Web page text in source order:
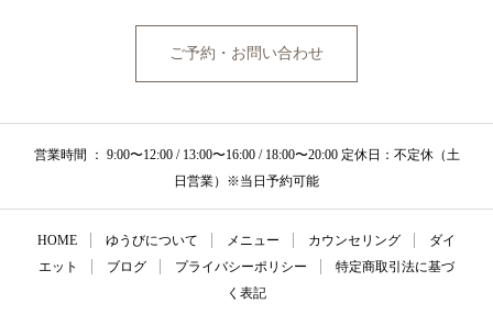
ご予約・お問い合わせ
営業時間 ： 9:00〜12:00 / 13:00〜16:00 / 18:00〜20:00 定休日：不定休（土
日営業）※当日予約可能
HOME ゆうびについて メニュー カウンセリング
ダイ
エット
ブログ プライバシーポリシー
特定商取引法に基づ
く表記